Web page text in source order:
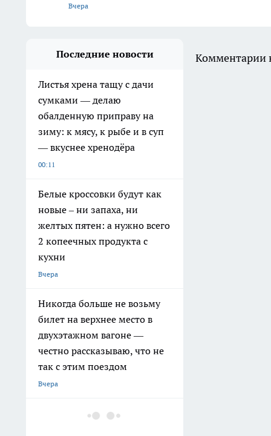
Вчера
Последние новости
Листья хрена тащу с дачи
сумками — делаю
обалденную приправу на
зиму: к мясу, к рыбе и в суп
— вкуснее хренодёра
00:11
Белые кроссовки будут как
новые – ни запаха, ни
желтых пятен: а нужно всего
2 копеечных продукта с
кухни
Вчера
Никогда больше не возьму
билет на верхнее место в
двухэтажном вагоне —
честно рассказываю, что не
так с этим поездом
Вчера
Малярный скотч скупаю
Комментарии